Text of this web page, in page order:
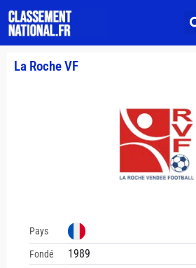
La Roche VF
Pays
Fondé 1989